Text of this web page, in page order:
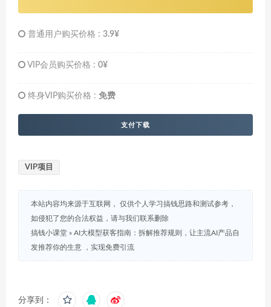
普通用户购买价格 : 3.9¥
VIP会员购买价格 : 0¥
终身VIP购买价格 : 免费
支付下载
VIP项目
本站内容均来源于互联网， 仅供个人学习搞钱思路和测试参考，
如侵犯了您的合法权益，请与我们联系删除
搞钱小课堂 » AI大模型获客指南：拆解推荐规则，让主流AI产品自
发推荐你的生意 ，实现免费引流
分享到：